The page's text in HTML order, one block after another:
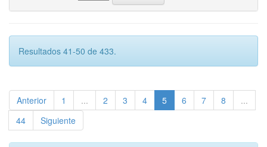
Resultados 41-50 de 433.
Anterior 1 ... 2 3 4 5 6 7 8
...
44
Siguiente